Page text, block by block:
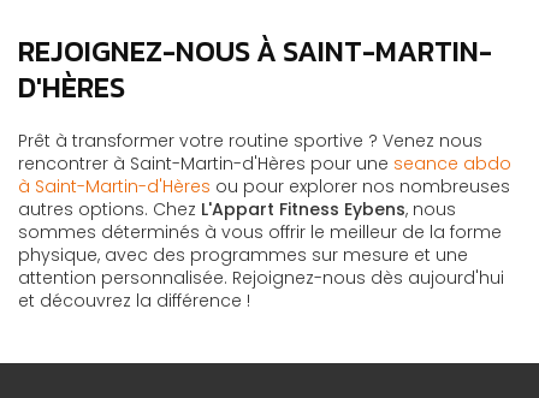
REJOIGNEZ-NOUS À SAINT-MARTIN-
D'HÈRES
Prêt à transformer votre routine sportive ? Venez nous
rencontrer à Saint-Martin-d'Hères pour une seance abdo
à Saint-Martin-d'Hères ou pour explorer nos nombreuses
autres options. Chez L'Appart Fitness Eybens, nous
sommes déterminés à vous offrir le meilleur de la forme
physique, avec des programmes sur mesure et une
attention personnalisée. Rejoignez-nous dès aujourd'hui
et découvrez la différence !